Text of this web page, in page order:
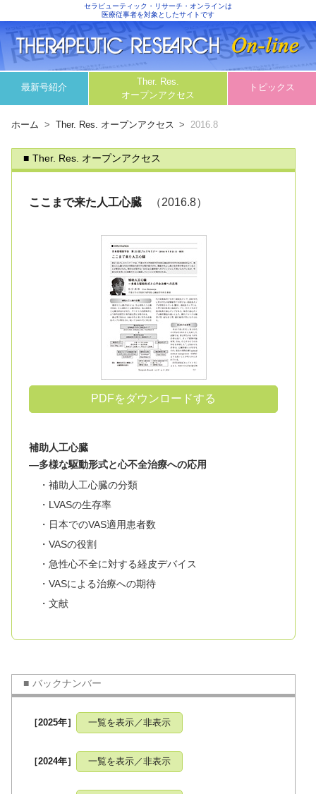
セラピューティック・リサーチ・オンラインは
医療従事者を対象としたサイトです
最新号紹介
Ther. Res.
オープンアクセス
トピックス
ホーム Ther. Res. オープンアクセス 2016.8
Ther. Res. オープンアクセス
ここまで来た人工心臓 （2016.8）
PDFをダウンロードする
補助人工心臓
—多様な駆動形式と心不全治療への応用
・補助人工心臓の分類
・LVASの生存率
・日本でのVAS適用患者数
・VASの役割
・急性心不全に対する経皮デバイス
・VASによる治療への期待
・文献
バックナンバー
［2025年］ 一覧を表示／非表示
［2024年］ 一覧を表示／非表示